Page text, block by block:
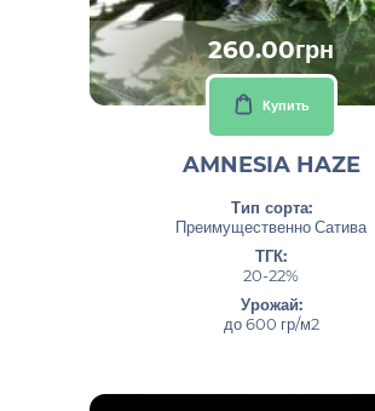
260.00грн
Купить
AMNESIA HAZE
Тип сорта:
Преимущественно Сатива
ТГК:
20-22%
Урожай:
до 600 гр/м2